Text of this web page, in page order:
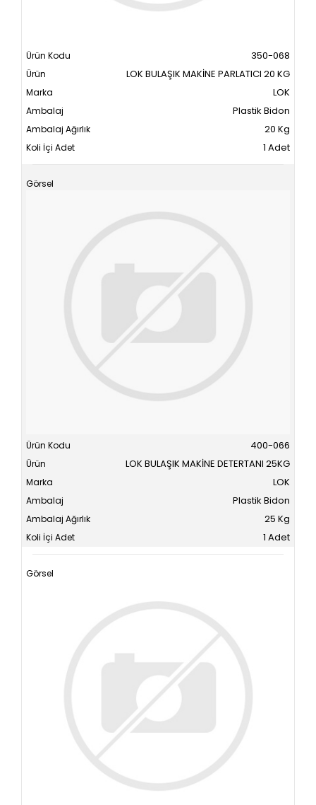
350-068
LOK BULAŞIK MAKİNE PARLATICI 20 KG
LOK
Plastik Bidon
20 Kg
1 Adet
400-066
LOK BULAŞIK MAKİNE DETERTANI 25KG
LOK
Plastik Bidon
25 Kg
1 Adet